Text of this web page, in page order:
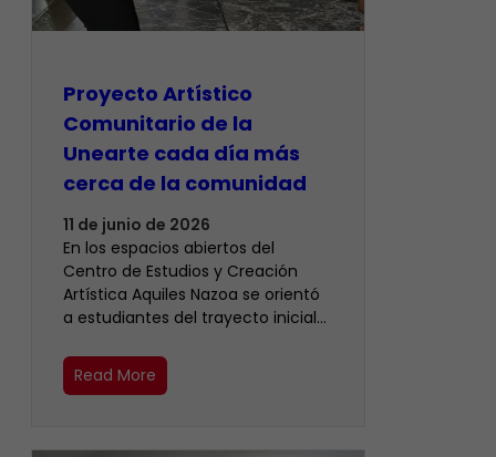
Proyecto Artístico
Comunitario de la
Unearte cada día más
cerca de la comunidad
11 de junio de 2026
En los espacios abiertos del
Centro de Estudios y Creación
Artística Aquiles Nazoa se orientó
a estudiantes del trayecto inicial…
Read More